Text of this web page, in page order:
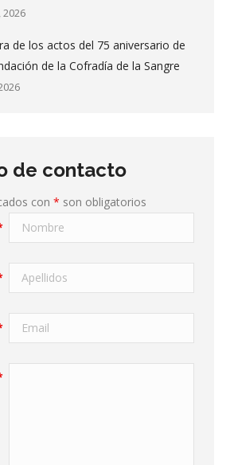
2026
de los actos del 75 aniversario de
de la Cofradía de la Sangre
de contacto
con * son obligatorios